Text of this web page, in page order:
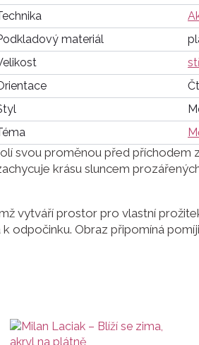
materiál
svou proměnou před příchodem
krásu sluncem
vytváří prostor pro vlastní
odpočinku. Obraz připomíná